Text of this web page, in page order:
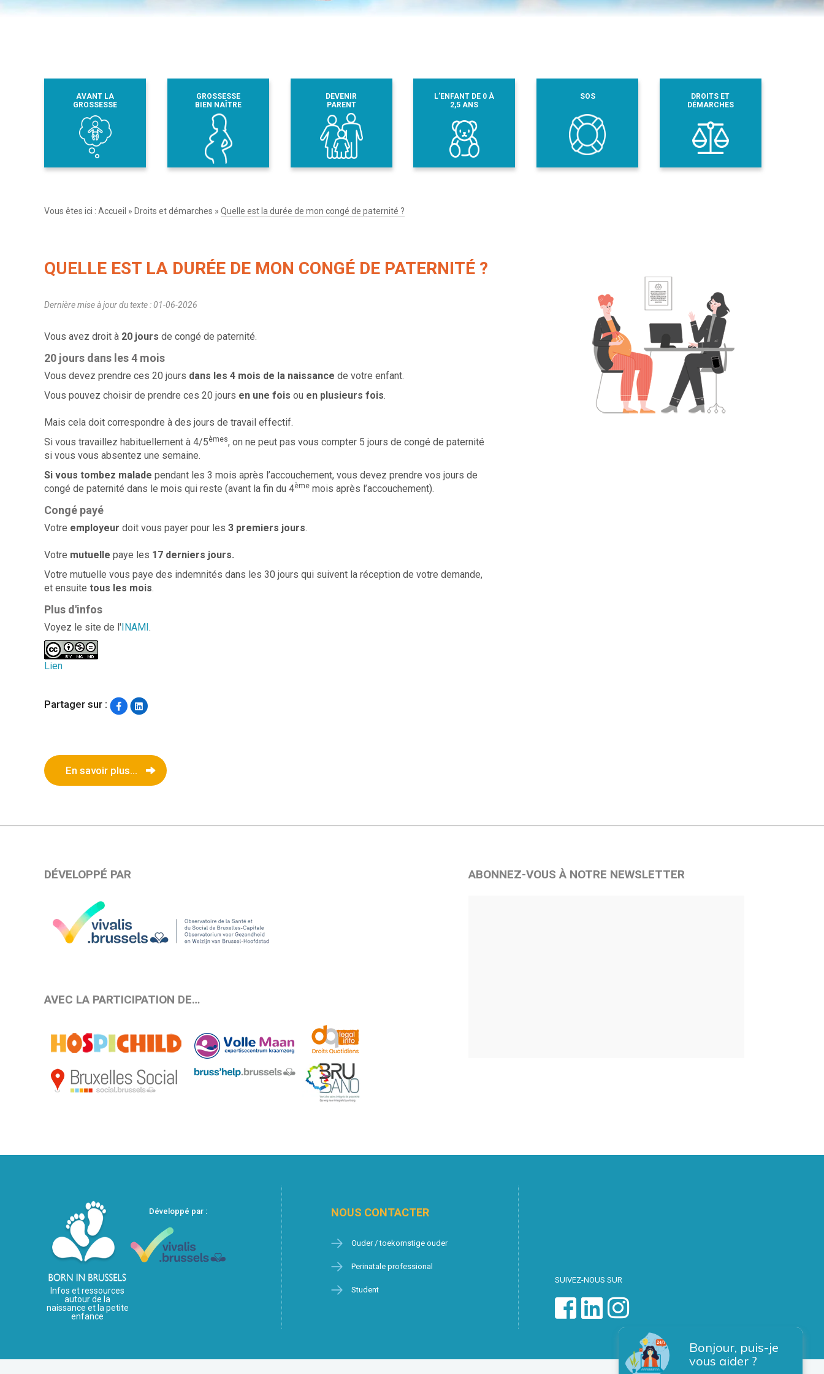
AVANT LA
GROSSESSE
GROSSESSE
BIEN NAÎTRE
DEVENIR
PARENT
L’ENFANT DE 0 À
2,5 ANS
SOS
DROITS ET
DÉMARCHES
Vous êtes ici : Accueil » Droits et démarches » Quelle est la durée de mon congé de paternité ?
QUELLE EST LA DURÉE DE MON CONGÉ DE PATERNITÉ ?
Dernière mise à jour du texte : 01-06-2026
Vous avez droit à 20 jours de congé de paternité.
20 jours dans les 4 mois
Vous devez prendre ces 20 jours dans les 4 mois de la naissance de votre enfant.
Vous pouvez choisir de prendre ces 20 jours en une fois ou en plusieurs fois.
Mais cela doit correspondre à des jours de travail effectif.
Si vous travaillez habituellement à 4/5èmes, on ne peut pas vous compter 5 jours de congé de paternité
si vous vous absentez une semaine.
Si vous tombez malade pendant les 3 mois après l’accouchement, vous devez prendre vos jours de
congé de paternité dans le mois qui reste (avant la fin du 4ème mois après l’accouchement).
Congé payé
Votre employeur doit vous payer pour les 3 premiers jours.
Votre mutuelle paye les 17 derniers jours.
Votre mutuelle vous paye des indemnités dans les 30 jours qui suivent la réception de votre demande,
et ensuite tous les mois.
Plus d'infos
Voyez le site de l'INAMI.
Lien
Partager sur :
En savoir plus...
DÉVELOPPÉ PAR
AVEC LA PARTICIPATION DE…
ABONNEZ-VOUS À NOTRE NEWSLETTER
Infos et ressources
autour de la
naissance et la petite
enfance
Développé par : NOUS CONTACTER
Ouder / toekomstige ouder
Perinatale professional
Student
SUIVEZ-NOUS SUR
Bonjour, puis-je
vous aider ?